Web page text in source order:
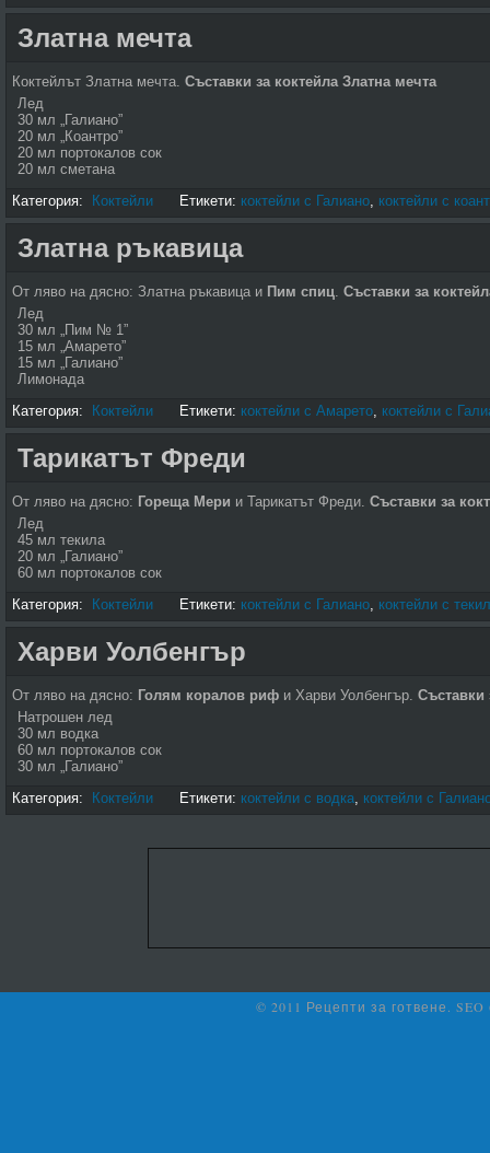
Златна мечта
Коктейлът Златна мечта. Съставки за коктейла Златна мечта
Лед
30 мл „Галиано”
20 мл „Коантро”
20 мл портокалов сок
20 мл сметана
Категория:
Коктейли Етикети: коктейли с Галиано, коктейли с
Златна ръкавица
От ляво на дясно: Златна ръкавица и Пим спиц. Съставки за
Лед
30 мл „Пим № 1”
15 мл „Амарето”
15 мл „Галиано”
Лимонада
Категория:
Коктейли Етикети: коктейли с Амарето, коктейли с
Тарикатът Фреди
От ляво на дясно: Гореща Мери и Тарикатът Фреди. Съставки за
Лед
45 мл текила
20 мл „Галиано”
60 мл портокалов сок
Категория:
Коктейли Етикети: коктейли с Галиано, коктейли с
Харви Уолбенгър
От ляво на дясно: Голям коралов риф и Харви Уолбенгър. Съставки
Натрошен лед
30 мл водка
60 мл портокалов сок
30 мл „Галиано”
Категория:
Коктейли Етикети: коктейли с водка, коктейли с
© 2011 Рецепти за готвене.